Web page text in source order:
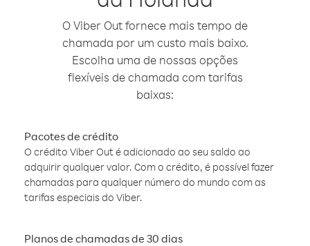
O Viber Out fornece mais tempo de
chamada por um custo mais baixo.
Escolha uma de nossas opções
flexíveis de chamada com tarifas
baixas:
Pacotes de crédito
O crédito Viber Out é adicionado ao seu saldo ao
adquirir qualquer valor. Com o crédito, é possível fazer
chamadas para qualquer número do mundo com as
tarifas especiais do Viber.
Planos de chamadas de 30 dias